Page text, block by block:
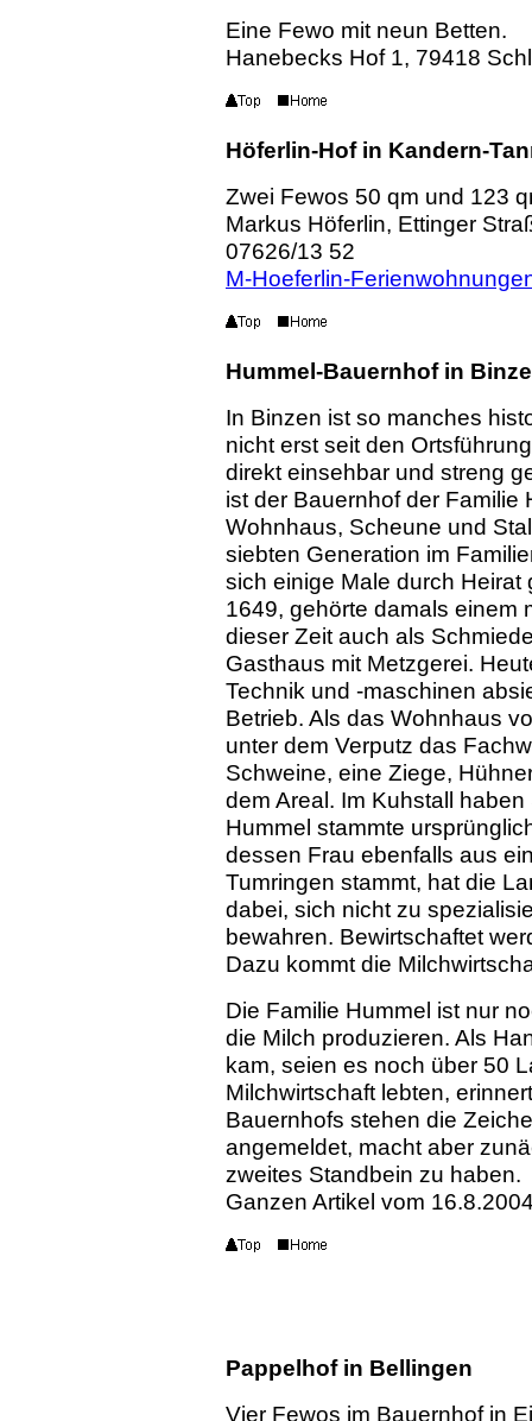
Eine Fewo mit neun Betten.
Hanebecks Hof 1, 79418
Höferlin-Hof in Kandern-
Zwei Fewos 50 qm und 123
Markus Höferlin, Ettinger
07626/13 52
M-Hoeferlin-
Hummel-Bauernhof in
In Binzen ist so manches
nicht erst seit den
direkt einsehbar und streng
ist der Bauernhof der Familie
Wohnhaus, Scheune und
siebten Generation im
sich einige Male durch
1649, gehörte damals einem
dieser Zeit auch als
Gasthaus mit Metzgerei.
Technik und -maschinen
Betrieb. Als das Wohnhaus
unter dem Verputz das
Schweine, eine Ziege,
dem Areal. Im Kuhstall
Hummel stammte
dessen Frau ebenfalls aus
Tumringen stammt, hat die
dabei, sich nicht zu
bewahren. Bewirtschaftet
Dazu kommt die
Die Familie Hummel ist nur
die Milch produzieren. Als
kam, seien es noch über 50
Milchwirtschaft lebten,
Bauernhofs stehen die
angemeldet, macht aber
zweites Standbein zu haben.
Ganzen Artikel vom
Pappelhof in Bellingen
Vier Fewos im Bauernhof in